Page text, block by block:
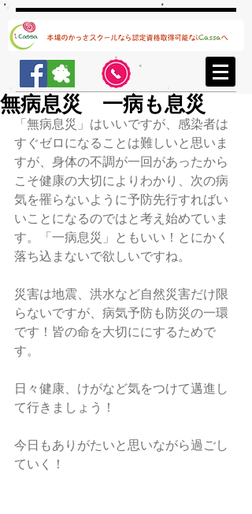
無病息災 一病も息災
「無病息災」はいいですが、感染者は
すぐゼロになることは難しいと思いま
すが、身体の不調が一回があったから
こそ健康の大切によりわかり、次の病
気を罹らないように予防先行すればい
いことになるのではと考え始めていま
す。「一病息災」ともいい！とにかく
落ち込まないで欲しいですね。
災害は地震、洪水など自然災害だけ限
らないですが、病気予防も防災の一環
です！皆の命を大切ににするためで
す。
日々健康、けがなど気をつけて邁進し
て行きましょう！
今日もありがたいと思いながら過ごし
ていく！